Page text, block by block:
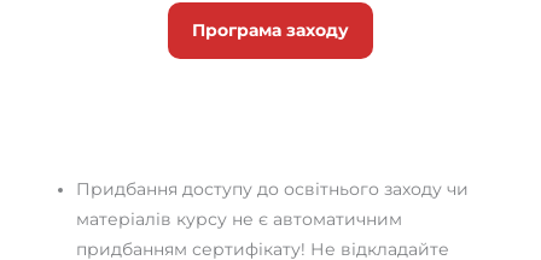
Програма заходу
Придбання доступу до освітнього заходу чи
матеріалів курсу не є автоматичним
придбанням сертифікату! Не відкладайте